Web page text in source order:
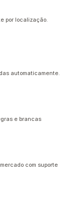
por localização.
automaticamente.
e brancas
com suporte